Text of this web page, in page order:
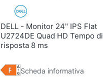
DELL - Monitor 24" IPS Flat
U2724DE Quad HD Tempo di
risposta 8 ms
Scheda informativa